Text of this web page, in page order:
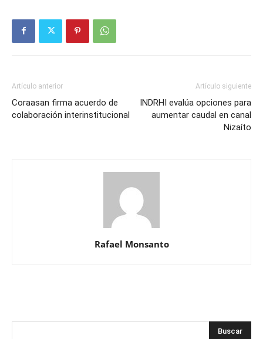
Artículo anterior
Coraasan firma acuerdo de
colaboración interinstitucional
Artículo siguiente
INDRHI evalúa opciones para
aumentar caudal en canal
Nizaíto
Rafael Monsanto